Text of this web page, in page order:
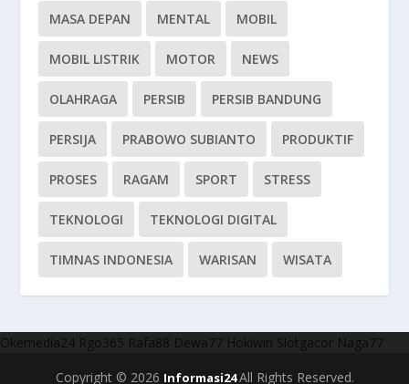
MASA DEPAN MENTAL MOBIL
MOBIL LISTRIK MOTOR NEWS
OLAHRAGA PERSIB PERSIB BANDUNG
PERSIJA PRABOWO SUBIANTO PRODUKTIF
PROSES RAGAM SPORT STRESS
TEKNOLOGI TEKNOLOGI DIGITAL
TIMNAS INDONESIA WARISAN WISATA
Okemedia24 Rgo365 Rafa88 Dewa77 Hokiwin Slotgacor Naga77
Copyright © 2026 Informasi24All Rights Reserved.